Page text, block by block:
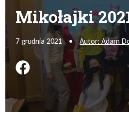
Mikołajki
7 grudnia 2021 • Autor: Adam
Podziel się